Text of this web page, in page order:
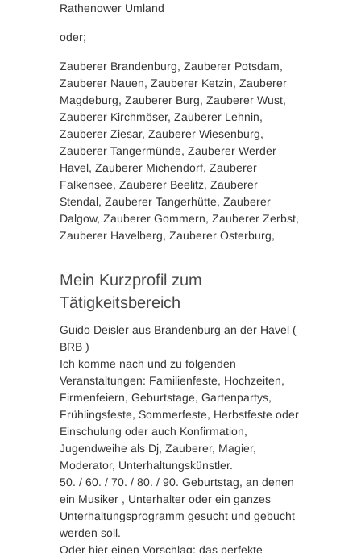
Rathenower Umland
oder;
Zauberer Brandenburg, Zauberer Potsdam,
Zauberer Nauen, Zauberer Ketzin, Zauberer
Magdeburg, Zauberer Burg, Zauberer Wust,
Zauberer Kirchmöser, Zauberer Lehnin,
Zauberer Ziesar, Zauberer Wiesenburg,
Zauberer Tangermünde, Zauberer Werder
Havel, Zauberer Michendorf, Zauberer
Falkensee, Zauberer Beelitz, Zauberer
Stendal, Zauberer Tangerhütte, Zauberer
Dalgow, Zauberer Gommern, Zauberer Zerbst,
Zauberer Havelberg, Zauberer Osterburg,
Mein Kurzprofil zum
Tätigkeitsbereich
Guido Deisler aus Brandenburg an der Havel (
BRB )
Ich komme nach und zu folgenden
Veranstaltungen: Familienfeste, Hochzeiten,
Firmenfeiern, Geburtstage, Gartenpartys,
Frühlingsfeste, Sommerfeste, Herbstfeste oder
Einschulung oder auch Konfirmation,
Jugendweihe als Dj, Zauberer, Magier,
Moderator, Unterhaltungskünstler.
50. / 60. / 70. / 80. / 90. Geburtstag, an denen
ein Musiker , Unterhalter oder ein ganzes
Unterhaltungsprogramm gesucht und gebucht
werden soll.
Oder hier einen Vorschlag; das perfekte